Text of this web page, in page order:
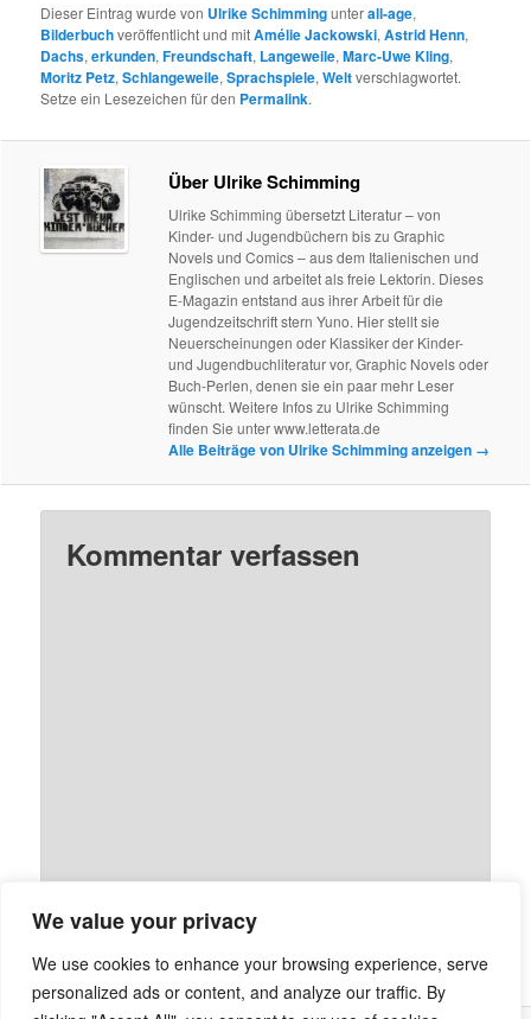
We value your privacy
We use cookies to enhance your browsing experience, serve
personalized ads or content, and analyze our traffic. By
Dieser Eintrag wurde von Ulrike Schimmingunterall-age,
Bilderbuchveröffentlicht und mitAmélie Jackowski,Astrid Henn,
Dachs,erkunden,Freundschaft, Langeweile,Marc-Uwe Kling,
Moritz Petz,Schlangeweile,Sprachspiele,Weltverschlagwortet.
Setze ein Lesezeichen für den Permalink.
Über Ulrike Schimming
Ulrike Schimming übersetzt Literatur – von
Kinder- und Jugendbüchern bis zu Graphic
Novels und Comics – aus dem Italienischen und
Englischen und arbeitet als freie Lektorin. Dieses
E-Magazin entstand aus ihrer Arbeit für die
Jugendzeitschrift stern Yuno. Hier stellt sie
Neuerscheinungen oder Klassiker der Kinder-
und Jugendbuchliteratur vor, Graphic Novels oder
Buch-Perlen, denen sie ein paar mehr Leser
wünscht. Weitere Infos zu Ulrike Schimming
finden Sie unter www.letterata.de
Alle Beiträge von Ulrike Schimming anzeigen →
Kommentar verfassen